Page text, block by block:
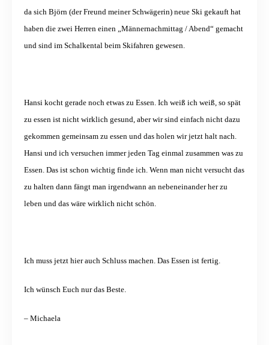
da sich Björn (der Freund meiner Schwägerin) neue Ski gekauft hat
haben die zwei Herren einen „Männernachmittag / Abend“ gemacht
und sind im Schalkental beim Skifahren gewesen.
Hansi kocht gerade noch etwas zu Essen. Ich weiß ich weiß, so spät
zu essen ist nicht wirklich gesund, aber wir sind einfach nicht dazu
gekommen gemeinsam zu essen und das holen wir jetzt halt nach.
Hansi und ich versuchen immer jeden Tag einmal zusammen was zu
Essen. Das ist schon wichtig finde ich. Wenn man nicht versucht das
zu halten dann fängt man irgendwann an nebeneinander her zu
leben und das wäre wirklich nicht schön.
Ich muss jetzt hier auch Schluss machen. Das Essen ist fertig.
Ich wünsch Euch nur das Beste.
– Michaela